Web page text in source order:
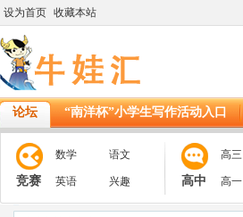
设为首页 收藏本站
论坛 “南洋杯”小学生写作活动入口
竞赛
数学 语文
英语 兴趣 高中
高三
高一